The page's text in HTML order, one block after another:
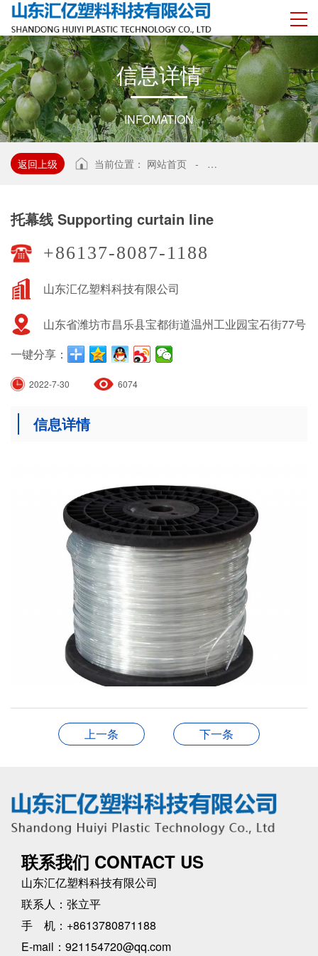
信息详情
INFOMATION
返回上级 当前位置： 网站首页 - 托幕线 Supporting
托幕线 Supporting curtain line
+86137-8087-1188
山东汇亿塑料科技有限公司
山东省潍坊市昌乐县宝都街道温州工业园宝石街77号
一键分享：
2022-7-30 6074
信息详情
上一条 下一条
联系我们 CONTACT US
山东汇亿塑料科技有限公司
联系人：张立平
手 机：+8613780871188
E-mail：921154720@qq.com